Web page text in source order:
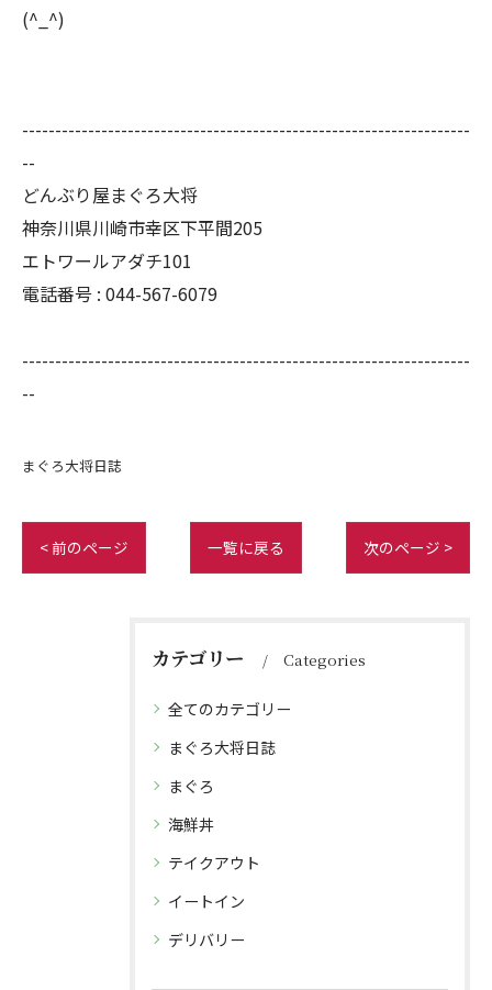
(^_^)
--------------------------------------------------------------------
--
どんぶり屋まぐろ大将
神奈川県川崎市幸区下平間205
エトワールアダチ101
電話番号 : 044-567-6079
--------------------------------------------------------------------
--
まぐろ大将日誌
< 前のページ 一覧に戻る 次のページ >
カテゴリー Categories
全てのカテゴリー
まぐろ大将日誌
まぐろ
海鮮丼
テイクアウト
イートイン
デリバリー